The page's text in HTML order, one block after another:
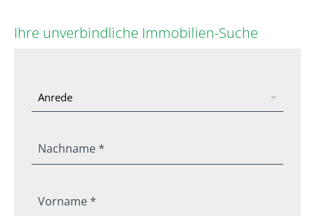
Ihre unverbindliche Immobilien-Suche
Nachname *
Vorname *